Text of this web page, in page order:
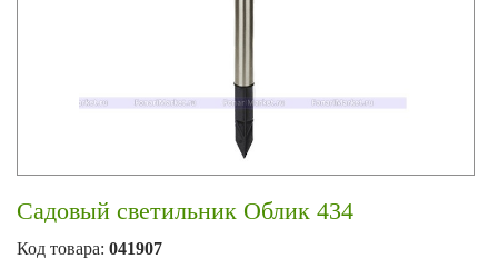
Садовый светильник Облик 434
Код товара: 041907